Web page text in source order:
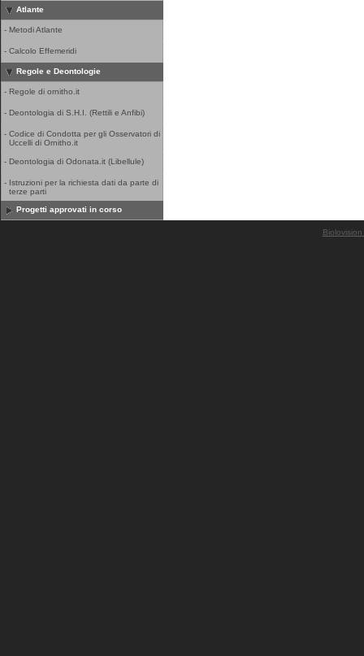
Atlante
- Metodi Atlante
- Calcolo Effemeridi
Regole e Deontologie
- Regole di ornitho.it
- Deontologia di S.H.I. (Rettili e Anfibi)
- Codice di Condotta per gli Osservatori di
Uccelli di Ornitho.it
- Deontologia di Odonata.it (Libellule)
- Istruzioni per la richiesta dati da parte di
terze parti
Progetti approvati in corso
Biolovision